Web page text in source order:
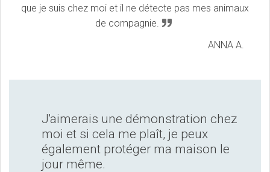
que je suis chez moi et il ne détecte pas mes animaux
de compagnie.
ANNA A.
J'aimerais une démonstration chez
moi et si cela me plaît, je peux
également protéger ma maison le
jour même.